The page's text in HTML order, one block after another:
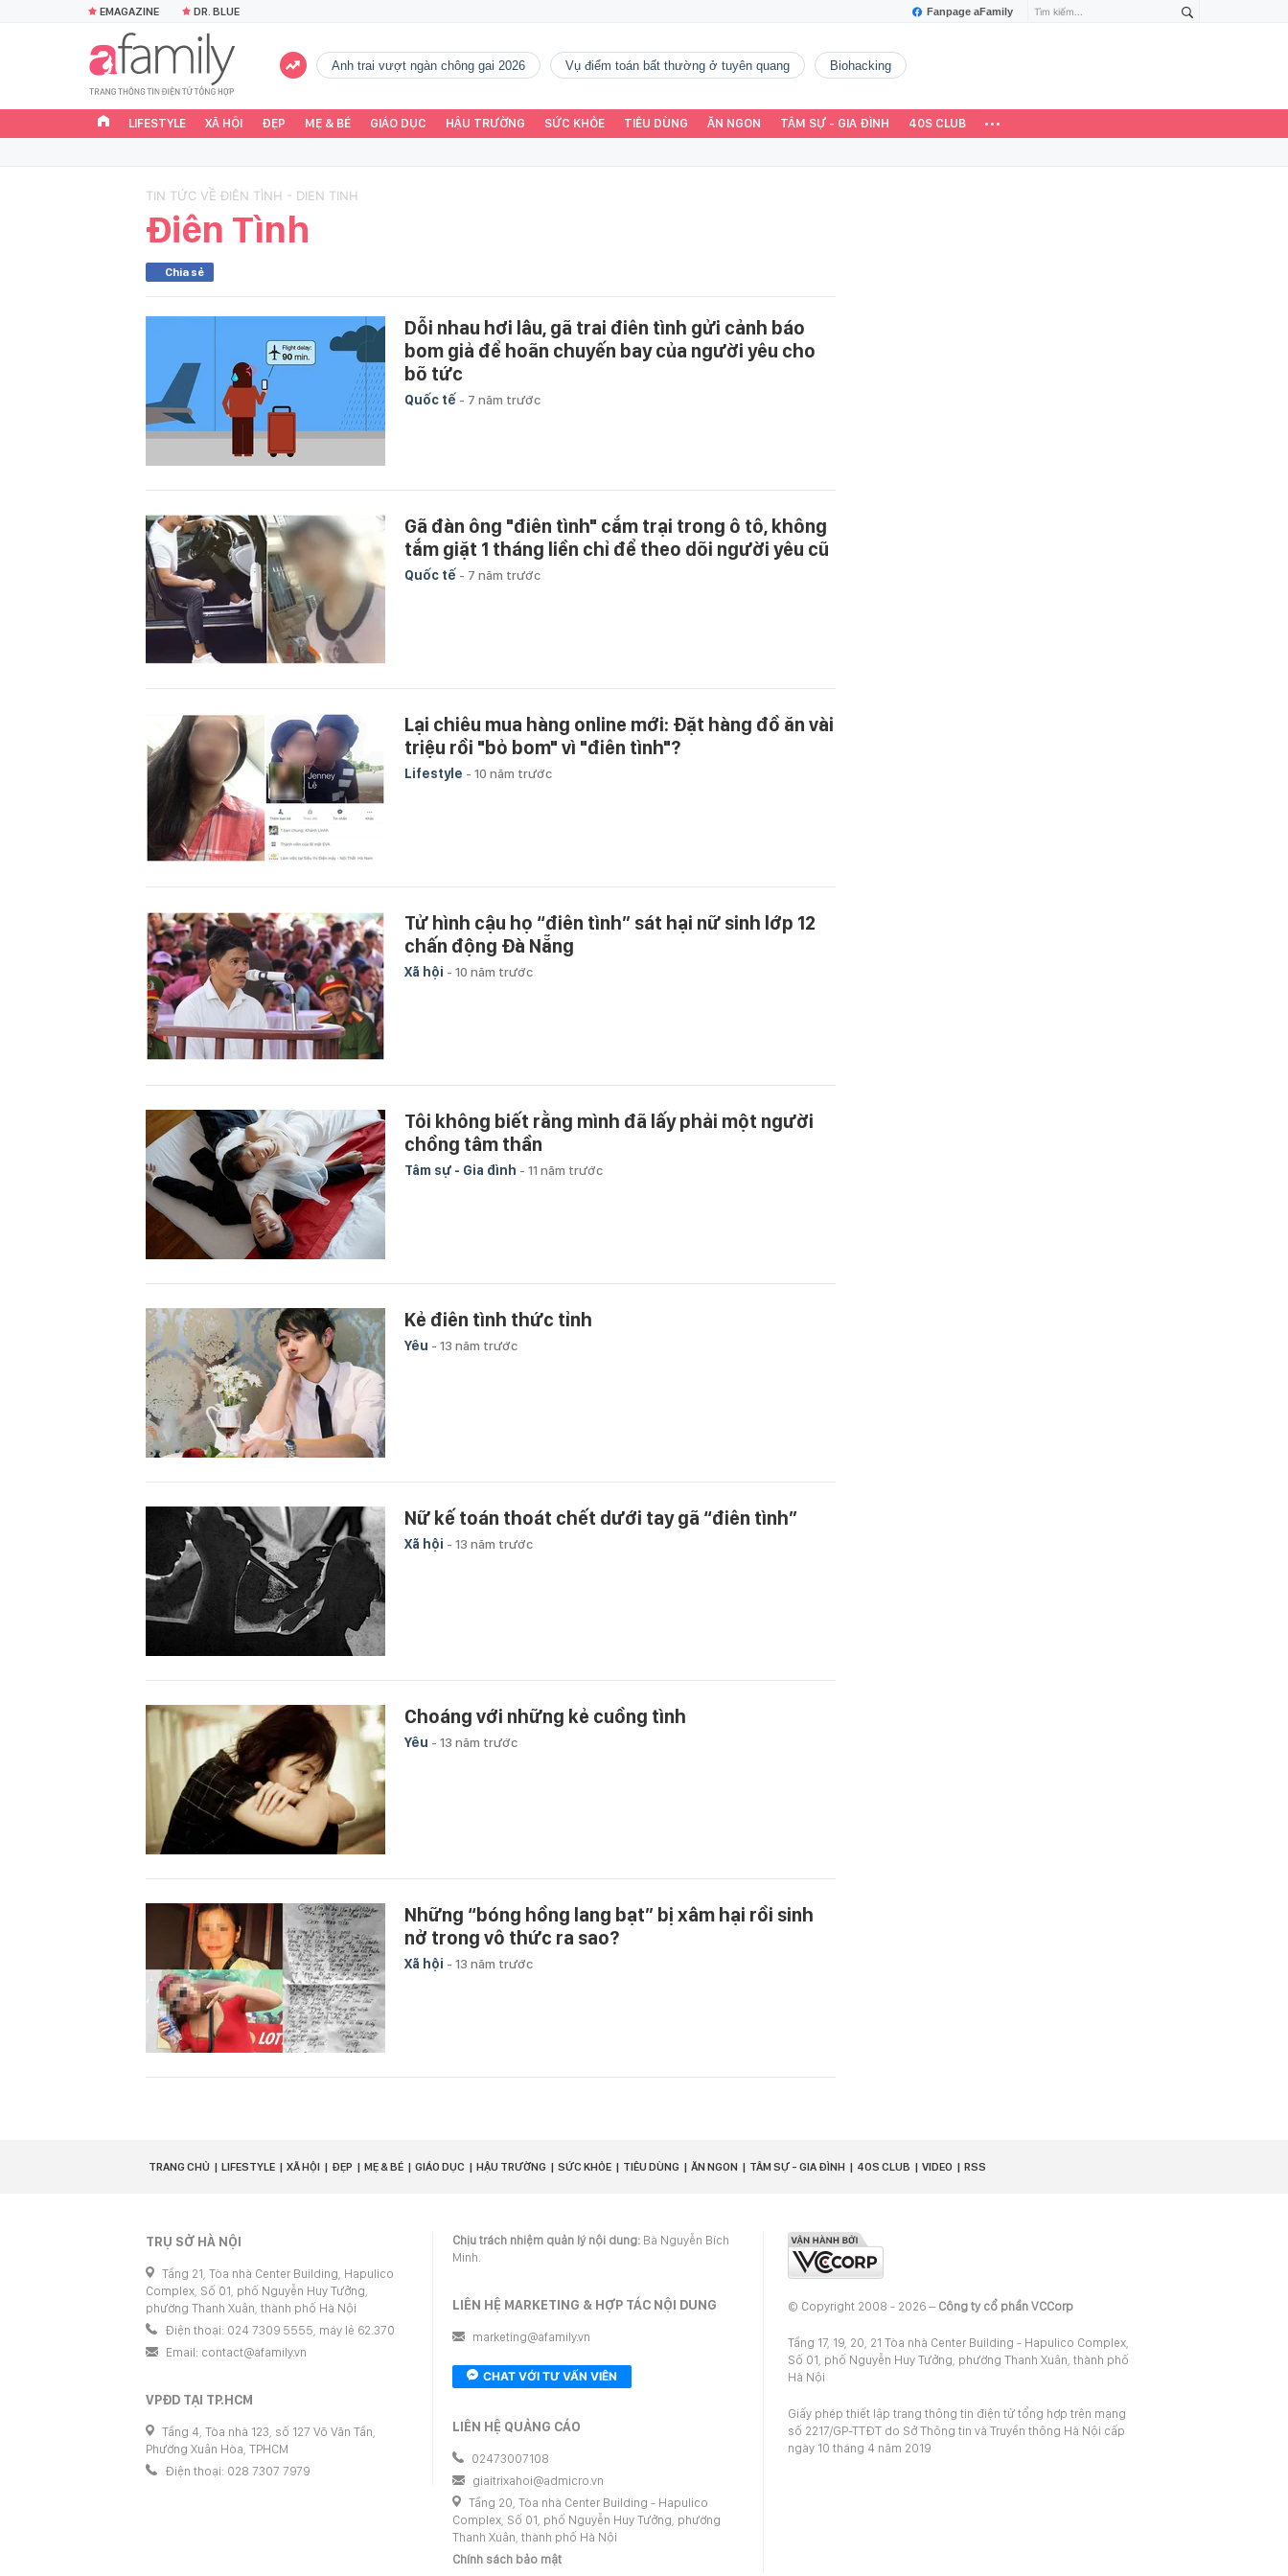
Fanpage aFamily
EMAGAZINE DR. BLUE
Anh trai vượt ngàn chông gai 2026 vụ điểm toán bất thường ở tuyên quang Biohacking
LIFESTYLE XÃ HỘI ĐẸP MẸ & BÉ GIÁO DỤC HẬU TRƯỜNG SỨC KHỎE TIÊU DÙNG ĂN NGON TÂM SỰ - GIA ĐÌNH 40S CLUB
TIN TỨC VỀ ĐIÊN TÌNH - DIEN TINH
Điên Tình
Chia sẻ
Dỗi nhau hơi lâu, gã trai điên tình gửi cảnh báo
bom giả để hoãn chuyến bay của người yêu cho
bõ tức
Quốc tế - 7 năm trước
Gã đàn ông "điên tình" cắm trại trong ô tô, không
tắm giặt 1 tháng liền chỉ để theo dõi người yêu cũ
Quốc tế - 7 năm trước
Lại chiêu mua hàng online mới: Đặt hàng đồ ăn vài
triệu rồi "bỏ bom" vì "điên tình"?
Lifestyle - 10 năm trước
Tử hình cậu họ “điên tình” sát hại nữ sinh lớp 12
chấn động Đà Nẵng
Xã hội - 10 năm trước
Tôi không biết rằng mình đã lấy phải một người
chồng tâm thần
Tâm sự - Gia đình - 11 năm trước
Kẻ điên tình thức tỉnh
Yêu - 13 năm trước
Nữ kế toán thoát chết dưới tay gã “điên tình”
Xã hội - 13 năm trước
Choáng với những kẻ cuồng tình
Yêu - 13 năm trước
Những “bóng hồng lang bạt” bị xâm hại rồi sinh
nở trong vô thức ra sao?
Xã hội - 13 năm trước
TRANG CHỦ LIFESTYLE XÃ HỘI ĐẸP MẸ & BÉ GIÁO DỤC HẬU TRƯỜNG SỨC KHỎE TIÊU DÙNG ĂN NGON TÂM SỰ - GIA ĐÌNH 40S CLUB VIDEO RSS
TRỤ SỞ HÀ NỘI
Tầng 21, Tòa nhà Center Building, Hapulico
Complex, Số 01, phố Nguyễn Huy Tưởng,
phường Thanh Xuân, thành phố Hà Nội
Điện thoại: 024 7309 5555, máy lẻ 62.370
Email: contact@afamily.vn
VPĐD TẠI TP.HCM
Tầng 4, Tòa nhà 123, số 127 Võ Văn Tần,
Phường Xuân Hòa, TPHCM
Điện thoại: 028 7307 7979
Chịu trách nhiệm quản lý nội dung: Bà Nguyễn Bích
Minh.
LIÊN HỆ MARKETING & HỢP TÁC NỘI DUNG
marketing@afamily.vn
CHAT VỚI TƯ VẤN VIÊN
LIÊN HỆ QUẢNG CÁO
02473007108
giaitrixahoi@admicro.vn
Tầng 20, Tòa nhà Center Building - Hapulico
Complex, Số 01, phố Nguyễn Huy Tưởng, phường
Thanh Xuân, thành phố Hà Nội
Chính sách bảo mật
© Copyright 2008 - 2026 – Công ty cổ phần VCCorp
Tầng 17, 19, 20, 21 Tòa nhà Center Building - Hapulico Complex,
Số 01, phố Nguyễn Huy Tưởng, phường Thanh Xuân, thành phố
Hà Nội
Giấy phép thiết lập trang thông tin điện tử tổng hợp trên mạng
số 2217/GP-TTĐT do Sở Thông tin và Truyền thông Hà Nội cấp
ngày 10 tháng 4 năm 2019